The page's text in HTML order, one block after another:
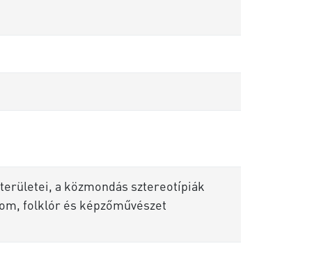
a közmondás sztereotípiák
folklór és képzőművészet